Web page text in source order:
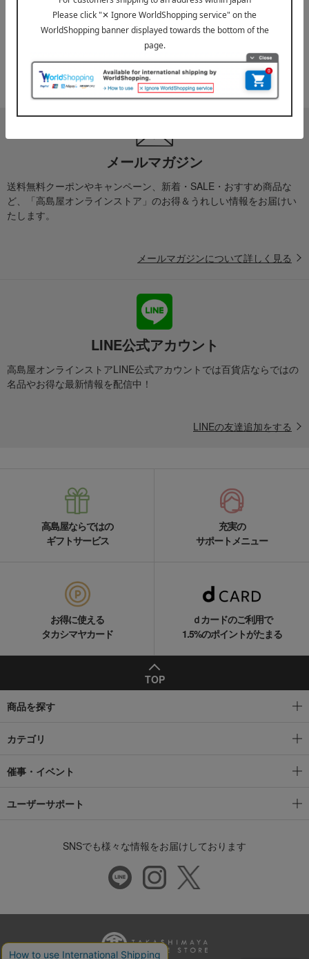
お届け遅延のお知らせ
ご案内 『お届け先のご住所』ご確認のお願い
メールマガジン
送料無料クーポンやキャンペーン、新着・SALE・おすすめ商品な
ど、「高島屋オンラインストア」のお得＆うれしい情報をお届けい
たします。
メールマガジンについて詳しく見る
LINE公式アカウント
高島屋オンラインストアLINE公式アカウントでは百貨店ならではの
名品やお得な最新情報を配信中！
LINEの友達追加をする
高島屋ならではの
ギフトサービス
充実の
サポートメニュー
お得に使える
タカシマヤカード
ｄカードのご利用で
1.5%のポイントがたまる
TOP
商品を探す
カテゴリ
催事・イベント
ユーザーサポート
SNSでも様々な情報をお届けしております